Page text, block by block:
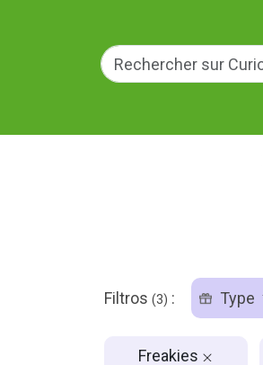
Filtros (3) : Type
Freakies